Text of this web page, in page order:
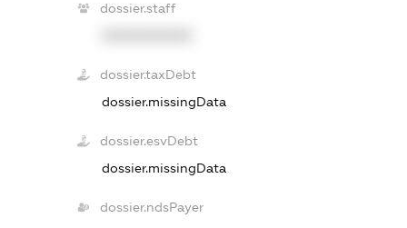
dossier.staff
dossier.taxDebt
dossier.missingData
dossier.esvDebt
dossier.missingData
dossier.ndsPayer